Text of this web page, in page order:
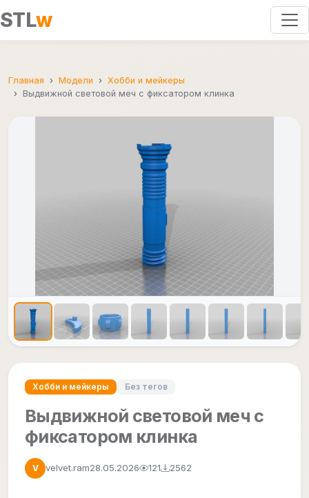
STLw
Главная Модели
Хобби и мейкеры
Выдвижной световой меч с фиксатором клинка
Хобби и мейкеры Без тегов
Выдвижной световой меч с
фиксатором клинка
V velvet.ram28.05.2026 121 2562